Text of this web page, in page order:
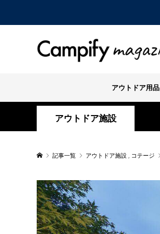
アウトドア用品
アウトドア施設
記事一覧 アウトドア施設 , コテージ